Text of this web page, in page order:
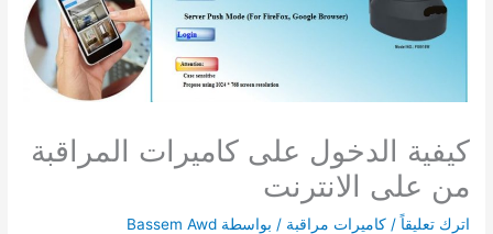
كيفية الدخول على كاميرات المراقبة
من على الانترنت
اترك تعليقاً /كاميرات مراقبة / بواسطة Bassem Awd